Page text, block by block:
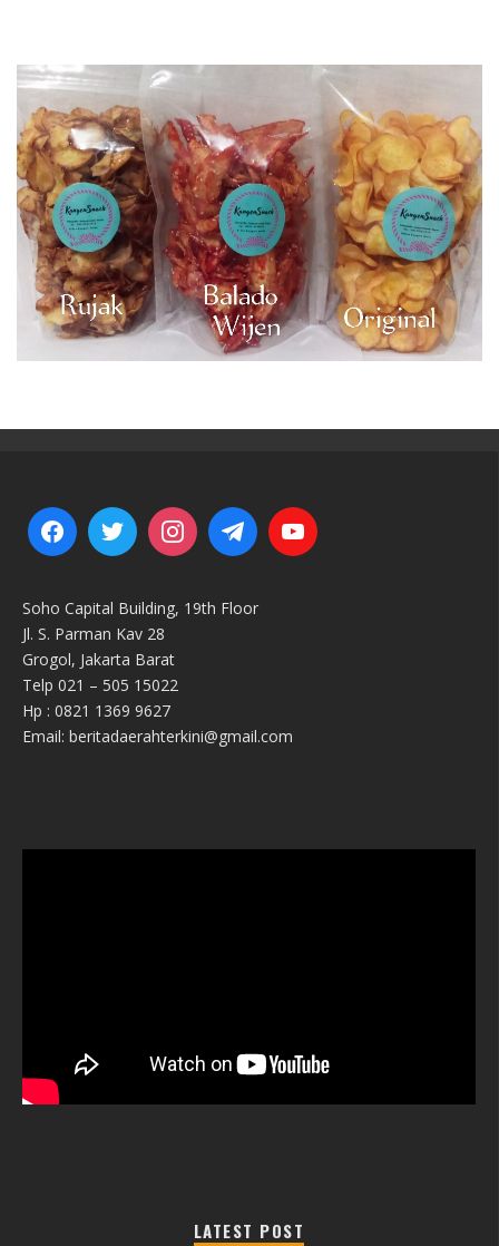
Soho Capital Building, 19th Floor
Jl. S. Parman Kav 28
Grogol, Jakarta Barat
Telp 021 – 505 15022
Hp : 0821 1369 9627
Email: beritadaerahterkini@gmail.com
LATEST POST